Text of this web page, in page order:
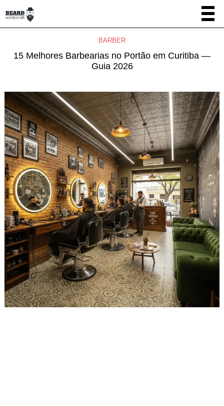
BARBER
15 Melhores Barbearias no Portão em Curitiba —
Guia 2026